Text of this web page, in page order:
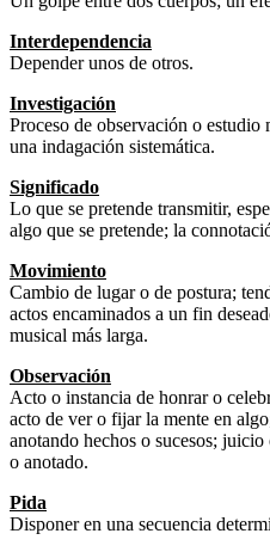
Interdependencia
Depender unos de otros.
Investigación
Proceso de observación o
una indagación sistemática.
Significado
Lo que se pretende transmitir,
algo que se pretende; la
Movimiento
Cambio de lugar o de postura;
actos encaminados a un fin
musical más larga.
Observación
Acto o instancia de honrar o
acto de ver o fijar la mente en
anotando hechos o sucesos;
o anotado.
Pida
Disponer en una secuencia